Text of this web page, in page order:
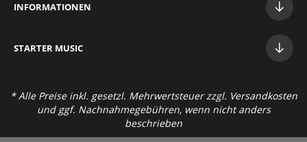
INFORMATIONEN
STARTER MUSIC
* Alle Preise inkl. gesetzl. Mehrwertsteuer zzgl. Versandkosten
und ggf. Nachnahmegebühren, wenn nicht anders
beschrieben